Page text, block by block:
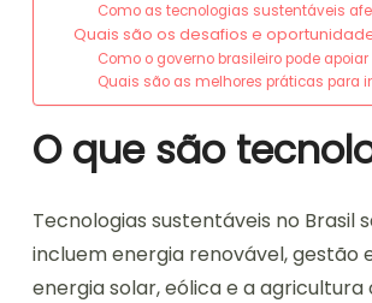
Como as tecnologias sustentáveis
Quais são os desafios e
Como o governo brasileiro pode
Quais são as melhores práticas para
O que são
Tecnologias sustentáveis no Brasil
incluem energia renovável, gestão
energia solar, eólica e a